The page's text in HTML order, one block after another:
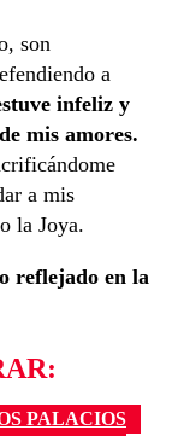
son
a
infeliz y
mis amores.
a mis
la Joya.
reflejado en la
PALACIOS